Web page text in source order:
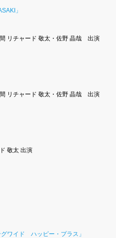
」
リチャード 敬太・佐野 晶哉 出演
リチャード 敬太・佐野 晶哉 出演
敬太 出演
ワイド ハッピー・プラス」